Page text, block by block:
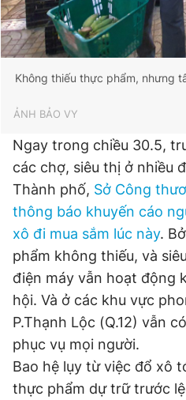
Không thiếu thực phẩm, nhưng
ẢNH BẢO VY
Ngay trong chiều 30.5,
các chợ, siêu thị ở nhiều
Thành phố, Sở Công
thông báo khuyến cáo
xô đi mua sắm lúc này.
phẩm không thiếu, và
điện máy vẫn hoạt động
hội. Và ở các khu vực
P.Thạnh Lộc (Q.12) vẫn
phục vụ mọi người.
Bao hệ lụy từ việc đổ xô
thực phẩm dự trữ trước